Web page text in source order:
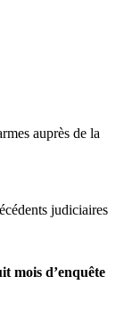
auprès de la
judiciaires
mois d’enquête